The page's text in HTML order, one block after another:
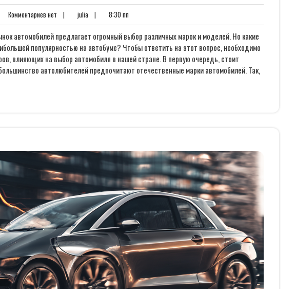
Комментариев нетКомментариев
нет
| juliajulia| 8:30 пп
пп
автомобилей предлагает огромный выбор различных марок и моделей. Но какие
популярностью на автобуме? Чтобы ответить на этот вопрос, необходимо
влияющих на выбор автомобиля в нашей стране. В первую очередь, стоит
автолюбителей предпочитают отечественные марки автомобилей. Так,